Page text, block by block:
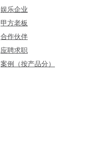
娱乐企业
甲方老板
合作伙伴
应聘求职
案例（按产品分）